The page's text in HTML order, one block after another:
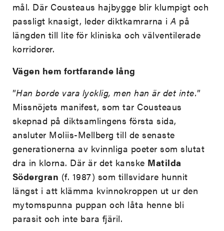
mål. Där Cousteaus hajbygge blir klumpigt och
passligt knasigt, leder diktkamrarna iA på
längden till lite för kliniska och välventilerade
korridorer.
Vägen hem fortfarande lång
”Han borde vara lycklig, men han är det inte.”
Missnöjets manifest, som tar Cousteaus
skepnad på diktsamlingens första sida,
ansluter Moliis-Mellberg till de senaste
generationerna av kvinnliga poeter som slutat
dra in klorna. Där är det kanske Matilda
Södergran (f. 1987) som tillsvidare hunnit
längst i att klämma kvinnokroppen ut ur den
mytomspunna puppan och låta henne bli
parasit och inte bara fjäril.